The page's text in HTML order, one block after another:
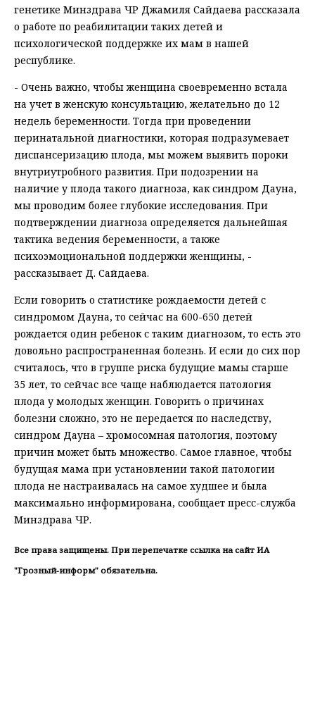
генетике Минздрава ЧР Джамиля Сайдаева рассказала
о работе по реабилитации таких детей и
психологической поддержке их мам в нашей
республике.
- Очень важно, чтобы женщина своевременно встала
на учет в женскую консультацию, желательно до 12
недель беременности. Тогда при проведении
перинатальной диагностики, которая подразумевает
диспансеризацию плода, мы можем выявить пороки
внутриутробного развития. При подозрении на
наличие у плода такого диагноза, как синдром Дауна,
мы проводим более глубокие исследования. При
подтверждении диагноза определяется дальнейшая
тактика ведения беременности, а также
психоэмоциональной поддержки женщины, -
рассказывает Д. Сайдаева.
Если говорить о статистике рождаемости детей с
синдромом Дауна, то сейчас на 600-650 детей
рождается один ребенок с таким диагнозом, то есть это
довольно распространенная болезнь. И если до сих пор
считалось, что в группе риска будущие мамы старше
35 лет, то сейчас все чаще наблюдается патология
плода у молодых женщин. Говорить о причинах
болезни сложно, это не передается по наследству,
синдром Дауна – хромосомная патология, поэтому
причин может быть множество. Самое главное, чтобы
будущая мама при установлении такой патологии
плода не настраивалась на самое худшее и была
максимально информирована, сообщает пресс-служба
Минздрава ЧР.
Все права защищены. При перепечатке ссылка на сайт ИА
"Грозный-информ" обязательна.